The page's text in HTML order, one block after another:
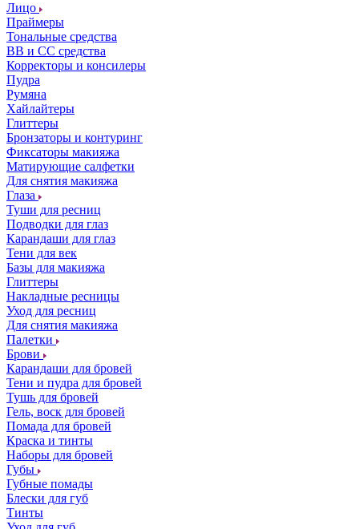
Лицо
Праймеры
Тональные средства
ВВ и СС средства
Корректоры и консилеры
Пудра
Румяна
Хайлайтеры
Глиттеры
Бронзаторы и контуринг
Фиксаторы макияжа
Матирующие салфетки
Для снятия макияжа
Глаза
Туши для ресниц
Подводки для глаз
Карандаши для глаз
Тени для век
Базы для макияжа
Глиттеры
Накладные ресницы
Уход для ресниц
Для снятия макияжа
Палетки
Брови
Карандаши для бровей
Тени и пудра для бровей
Тушь для бровей
Гель, воск для бровей
Помада для бровей
Краска и тинты
Наборы для бровей
Губы
Губные помады
Блески для губ
Тинты